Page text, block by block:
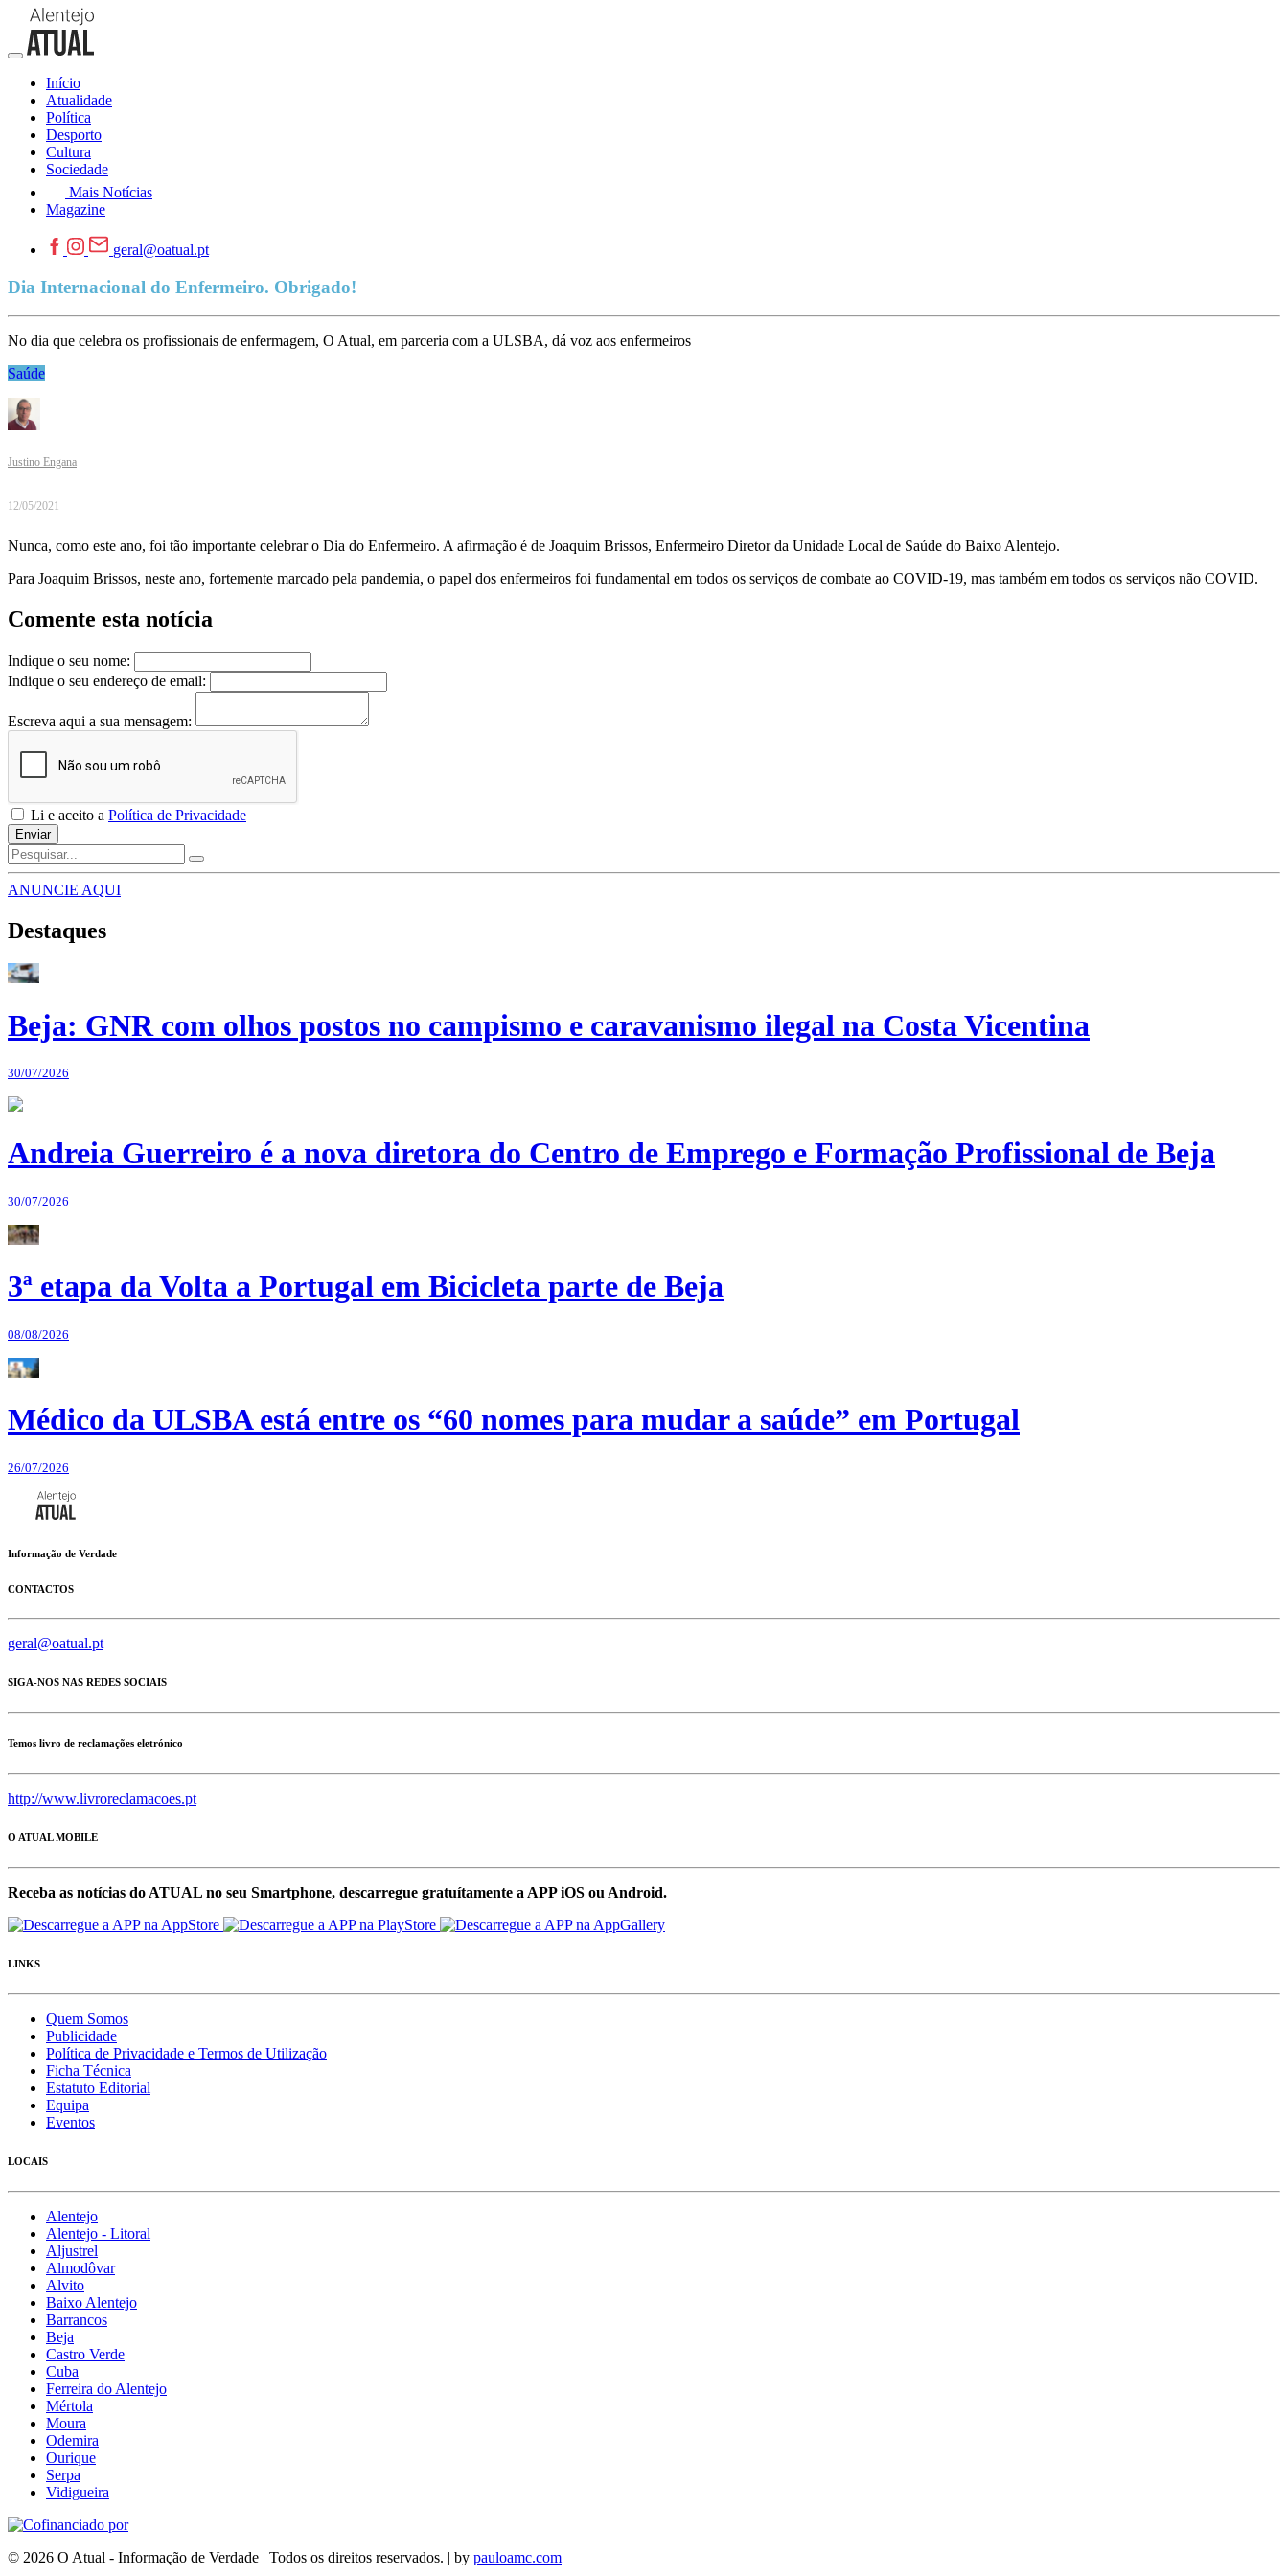
Início
Atualidade
Política
Desporto
Cultura
Sociedade
Mais Notícias
Magazine
geral@oatual.pt
Dia Internacional do Enfermeiro. Obrigado!
No dia que celebra os profissionais de enfermagem, O Atual, em parceria com a ULSBA, dá voz aos enfermeiros
Saúde
Justino Engana
12/05/2021
Nunca, como este ano, foi tão importante celebrar o Dia do Enfermeiro. A afirmação é de Joaquim Brissos, Enfermeiro Diretor da Unidade Local de Saúde do Baixo Alentejo.
Para Joaquim Brissos, neste ano, fortemente marcado pela pandemia, o papel dos enfermeiros foi fundamental em todos os serviços de combate ao COVID-19, mas também em todos os serviços não COVID.
Comente esta notícia
Indique o seu nome:
Indique o seu endereço de email:
Escreva aqui a sua mensagem:
Li e aceito a Política de Privacidade
Enviar
ANUNCIE AQUI
Destaques
Beja: GNR com olhos postos no campismo e caravanismo ilegal na Costa Vicentina
30/07/2026
Andreia Guerreiro é a nova diretora do Centro de Emprego e Formação Profissional de Beja
30/07/2026
3ª etapa da Volta a Portugal em Bicicleta parte de Beja
08/08/2026
Médico da ULSBA está entre os “60 nomes para mudar a saúde” em Portugal
26/07/2026
Informação de Verdade
CONTACTOS
geral@oatual.pt
SIGA-NOS NAS REDES SOCIAIS
Temos livro de reclamações eletrónico
http://www.livroreclamacoes.pt
O ATUAL MOBILE
Receba as notícias do ATUAL no seu Smartphone, descarregue gratuítamente a APP iOS ou Android.
LINKS
Quem Somos
Publicidade
Política de Privacidade e Termos de Utilização
Ficha Técnica
Estatuto Editorial
Equipa
Eventos
LOCAIS
Alentejo
Alentejo - Litoral
Aljustrel
Almodôvar
Alvito
Baixo Alentejo
Barrancos
Beja
Castro Verde
Cuba
Ferreira do Alentejo
Mértola
Moura
Odemira
Ourique
Serpa
Vidigueira
© 2026 O Atual - Informação de Verdade | Todos os direitos reservados. | by pauloamc.com